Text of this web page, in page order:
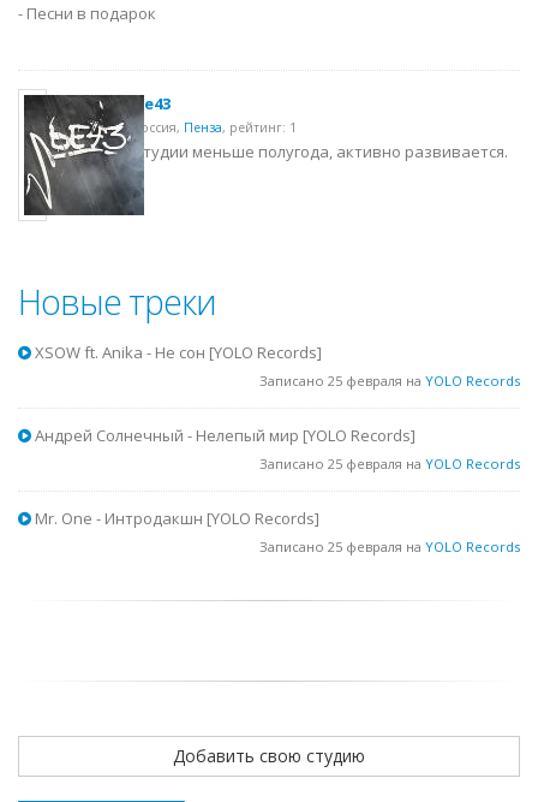
- Песни в подарок
be43
Россия, Пенза, рейтинг: 1
Студии меньше полугода, активно развивается.
Новые треки
XSOW ft. Anika - Не сон [YOLO Records]
Записано 25 февраля на YOLO Records
Андрей Солнечный - Нелепый мир [YOLO Records]
Записано 25 февраля на YOLO Records
Mr. One - Интродакшн [YOLO Records]
Записано 25 февраля на YOLO Records
Добавить свою студию